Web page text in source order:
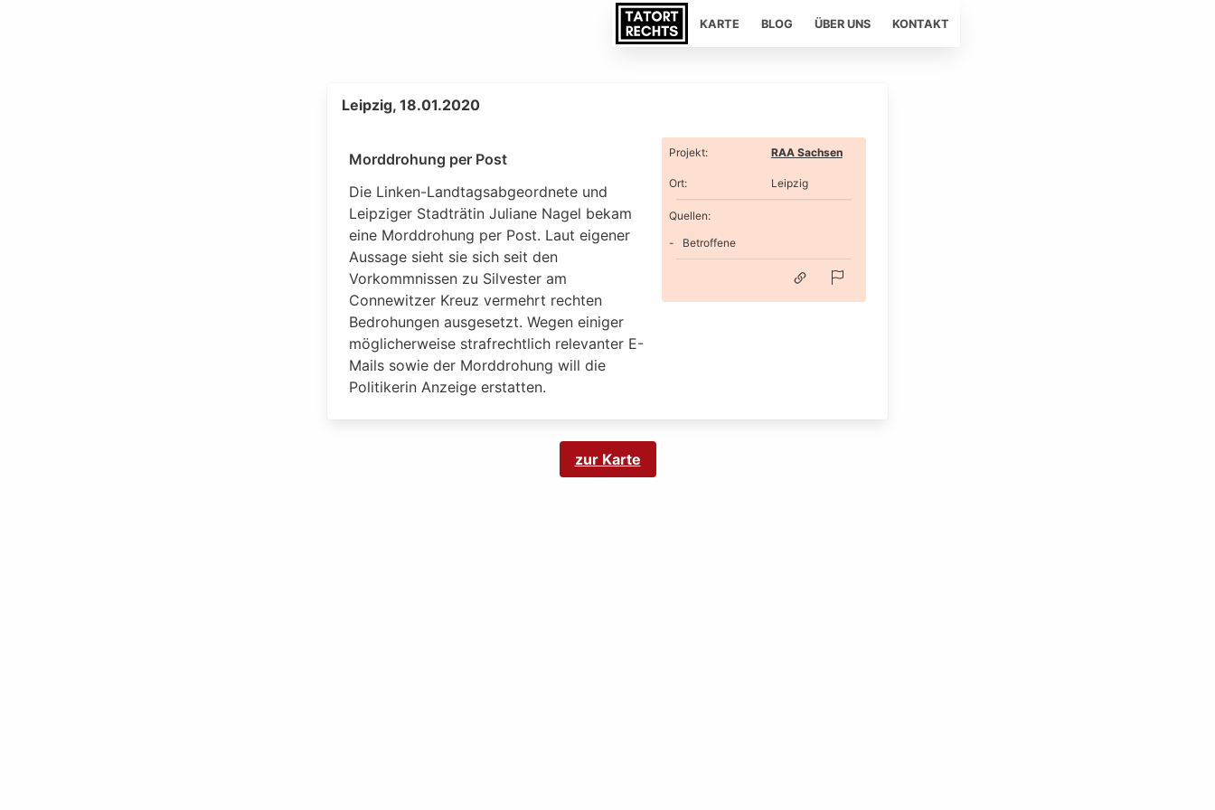
KARTE BLOG ÜBER UNS KONTAKT
Leipzig, 18.01.2020
Morddrohung per Post
Die Linken-Landtagsabgeordnete und
Leipziger Stadträtin Juliane Nagel bekam
eine Morddrohung per Post. Laut eigener
Aussage sieht sie sich seit den
Vorkommnissen zu Silvester am
Connewitzer Kreuz vermehrt rechten
Bedrohungen ausgesetzt. Wegen einiger
möglicherweise strafrechtlich relevanter E-
Mails sowie der Morddrohung will die
Politikerin Anzeige erstatten.
Projekt: RAA Sachsen
Ort: Leipzig
Quellen:
Betroffene
zur Karte